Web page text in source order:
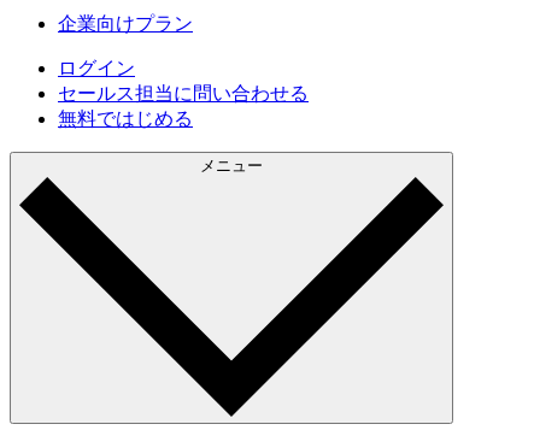
企業向けプラン
ログイン
セールス担当に問い合わせる
無料ではじめる
メニュー